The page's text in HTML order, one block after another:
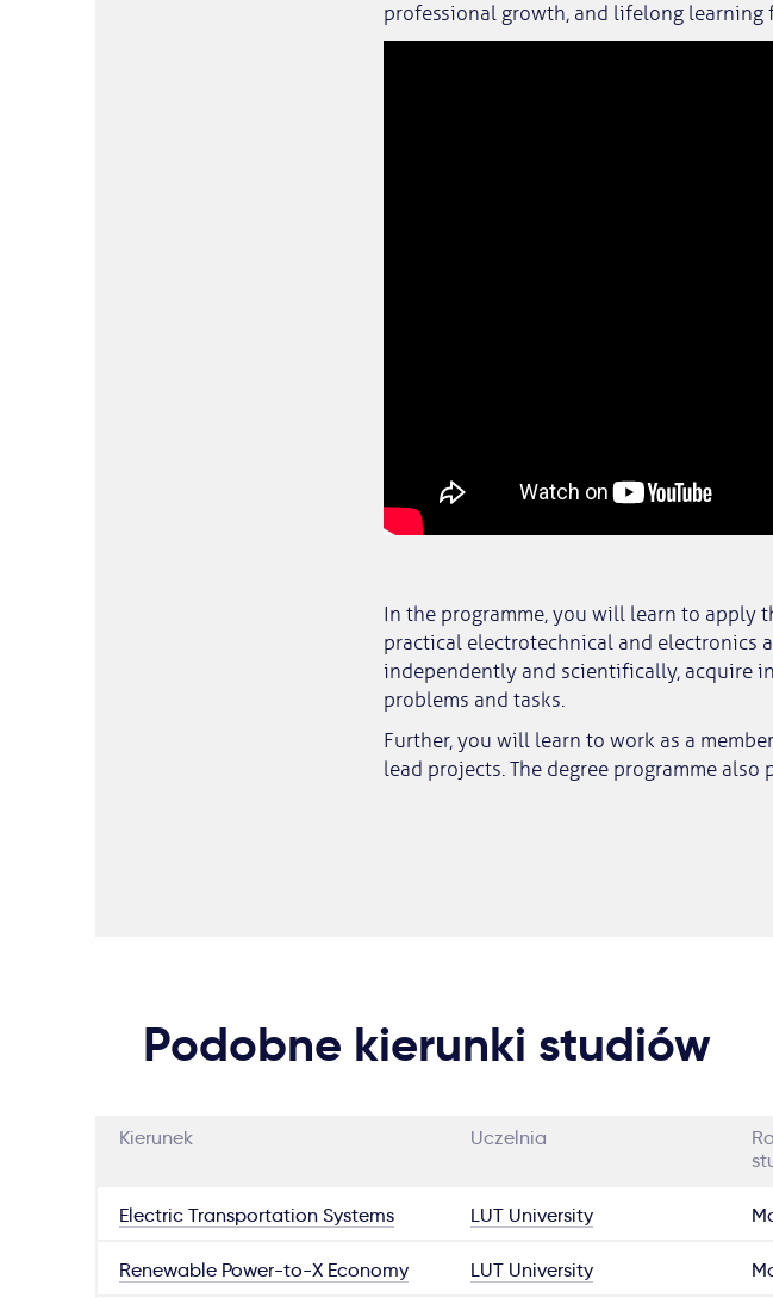
professional growth, and lifelong
In the programme, you will learn to apply
practical electrotechnical and electronics
independently and scientifically, acquire
problems and tasks.
Further, you will learn to work as a
lead projects. The degree programme
Podobne kierunki studiów
Kierunek Uczelnia
Electric Transportation Systems LUT University
Renewable Power-to-X Economy LUT University